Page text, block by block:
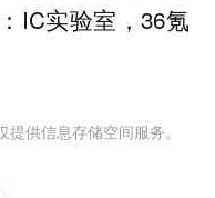
IC实验室，36氪
供信息存储空间服务。